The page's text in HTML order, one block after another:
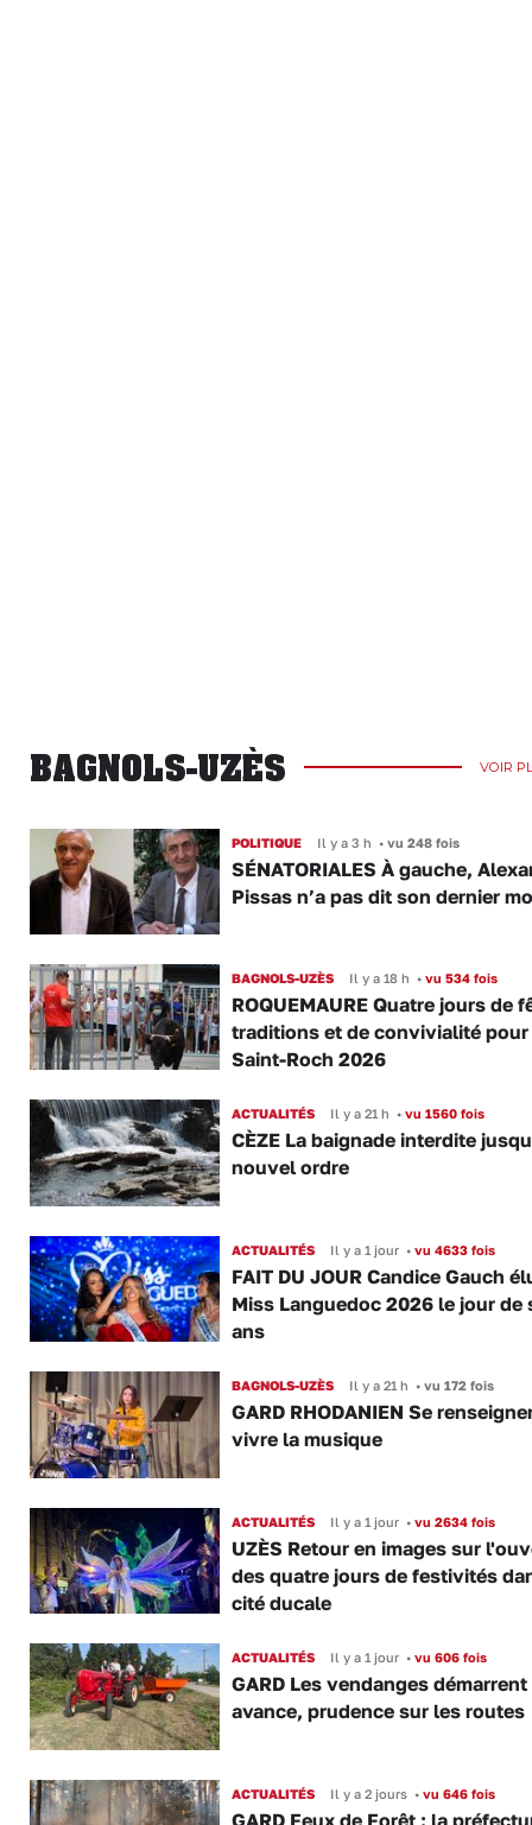
BAGNOLS-UZÈS VOIR
POLITIQUE Il y a 3 h •vu 248 fois
SÉNATORIALES À gauche,
Pissas n’a pas dit son dernier
BAGNOLS-UZÈS Il y a 18 h •vu 534 fois
ROQUEMAURE Quatre jours de
traditions et de convivialité pour
Saint-Roch 2026
ACTUALITÉS Il y a 21 h •vu 1560 fois
CÈZE La baignade interdite
nouvel ordre
ACTUALITÉS Il y a 1 jour •vu 4633 fois
FAIT DU JOUR Candice Gauch
Miss Languedoc 2026 le jour de
ans
BAGNOLS-UZÈS Il y a 21 h •vu 172 fois
GARD RHODANIEN Se
vivre la musique
ACTUALITÉS Il y a 1 jour •vu 2634 fois
UZÈS Retour en images sur
des quatre jours de festivités
cité ducale
ACTUALITÉS Il y a 1 jour •vu 606 fois
GARD Les vendanges démarrent
avance, prudence sur les routes
ACTUALITÉS Il y a 2 jours •vu 646 fois
GARD Feux de Forêt : la